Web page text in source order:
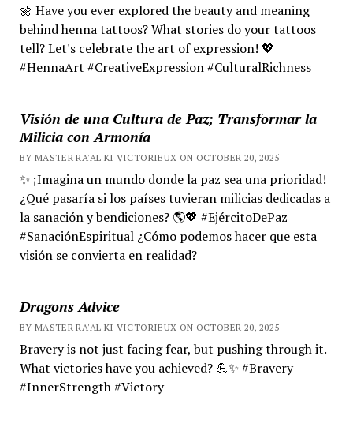
🌼 Have you ever explored the beauty and meaning
behind henna tattoos? What stories do your tattoos
tell? Let's celebrate the art of expression! 💖
#HennaArt #CreativeExpression #CulturalRichness
Visión de una Cultura de Paz; Transformar la
Milicia con Armonía
BY MASTER RA'AL KI VICTORIEUX ON OCTOBER 20, 2025
✨ ¡Imagina un mundo donde la paz sea una prioridad!
¿Qué pasaría si los países tuvieran milicias dedicadas a
la sanación y bendiciones? 🌎💖 #EjércitoDePaz
#SanaciónEspiritual ¿Cómo podemos hacer que esta
visión se convierta en realidad?
Dragons Advice
BY MASTER RA'AL KI VICTORIEUX ON OCTOBER 20, 2025
Bravery is not just facing fear, but pushing through it.
What victories have you achieved? 💪✨ #Bravery
#InnerStrength #Victory